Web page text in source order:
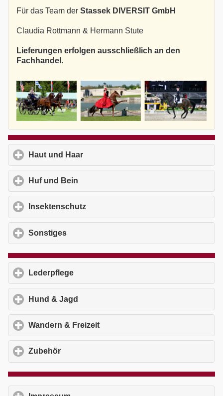
Für das Team der Stassek DIVERSIT GmbH
Claudia Rottmann & Hermann Stute
Lieferungen erfolgen ausschließlich an den
Fachhandel.
Haut und Haar
Huf und Bein
Insektenschutz
Sonstiges
Lederpflege
Hund & Jagd
Wandern & Freizeit
Zubehör